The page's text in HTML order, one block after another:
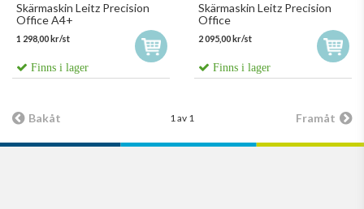
Skärmaskin Leitz Precision
Office A4+
1 298,00 kr/st
Finns i lager
Skärmaskin Leitz Precision
Office
2 095,00 kr/st
Finns i lager
Bakåt 1 av 1 Framåt